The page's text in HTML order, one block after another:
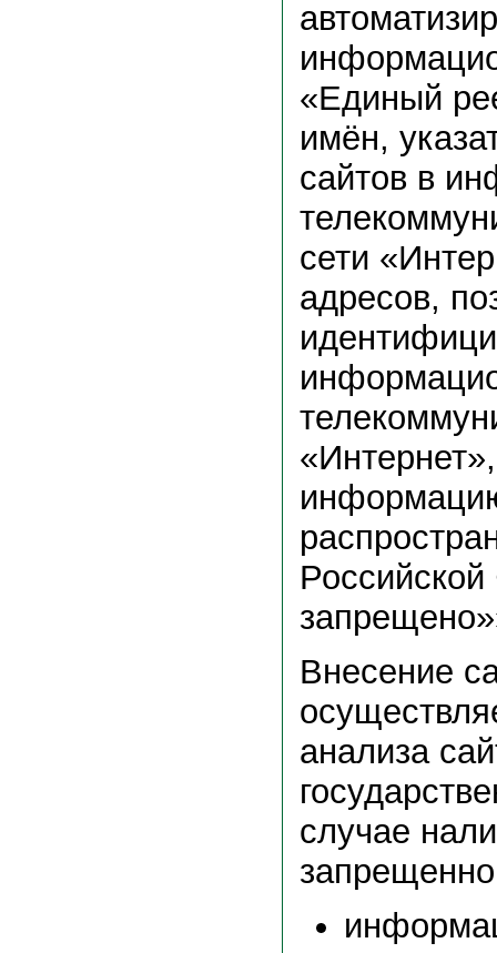
«Единый
имён,
сайтов в
сети
адресов,
Внесение
анализа
случае